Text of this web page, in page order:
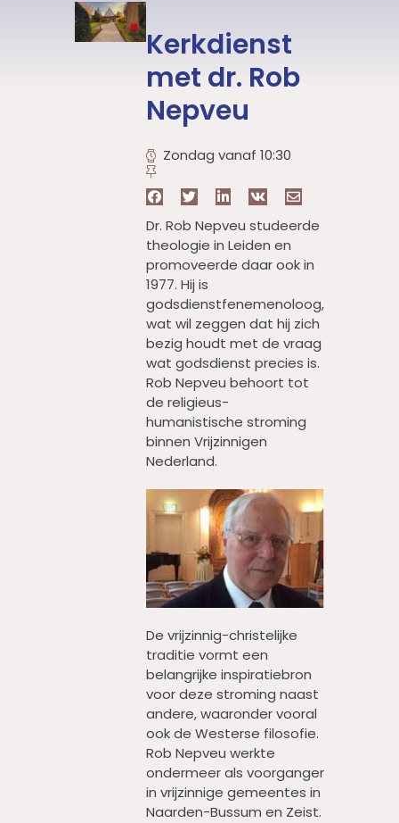
Kerkdienst
met dr. Rob
Nepveu
Zondag vanaf 10:30
Dr. Rob Nepveu studeerde
theologie in Leiden en
promoveerde daar ook in
1977. Hij is
godsdienstfenemenoloog,
wat wil zeggen dat hij zich
bezig houdt met de vraag
wat godsdienst precies is.
Rob Nepveu behoort tot
de religieus-
humanistische stroming
binnen Vrijzinnigen
Nederland.
De vrijzinnig-christelijke
traditie vormt een
belangrijke inspiratiebron
voor deze stroming naast
andere, waaronder vooral
ook de Westerse filosofie.
Rob Nepveu werkte
ondermeer als voorganger
in vrijzinnige gemeentes in
Naarden-Bussum en Zeist.